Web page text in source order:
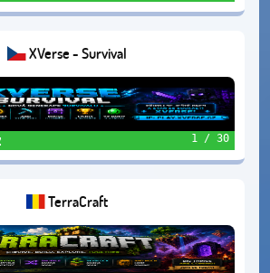
XVerse - Survival
1 / 30
TerraCraft